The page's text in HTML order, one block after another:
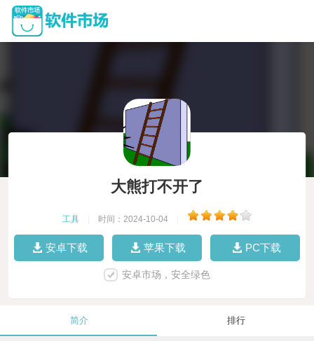
大熊打不开了
工具 时间：2024-10-04
安卓下载 苹果下载 PC下载
安卓市场，安全绿色
简介 排行